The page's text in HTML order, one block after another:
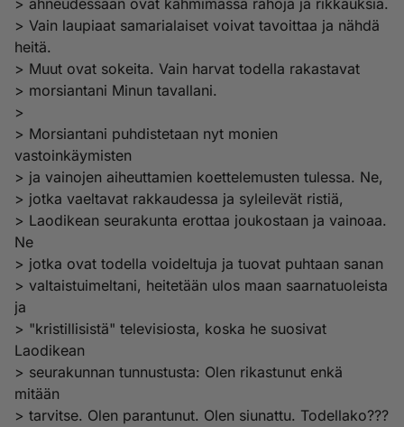
> ahneudessaan ovat kahmimassa rahoja ja rikkauksia.
> Vain laupiaat samarialaiset voivat tavoittaa ja nähdä
heitä.
> Muut ovat sokeita. Vain harvat todella rakastavat
> morsiantani Minun tavallani.
>
> Morsiantani puhdistetaan nyt monien
vastoinkäymisten
> ja vainojen aiheuttamien koettelemusten tulessa. Ne,
> jotka vaeltavat rakkaudessa ja syleilevät ristiä,
> Laodikean seurakunta erottaa joukostaan ja vainoaa.
Ne
> jotka ovat todella voideltuja ja tuovat puhtaan sanan
> valtaistuimeltani, heitetään ulos maan saarnatuoleista
ja
> "kristillisistä" televisiosta, koska he suosivat
Laodikean
> seurakunnan tunnustusta: Olen rikastunut enkä
mitään
> tarvitse. Olen parantunut. Olen siunattu. Todellako???